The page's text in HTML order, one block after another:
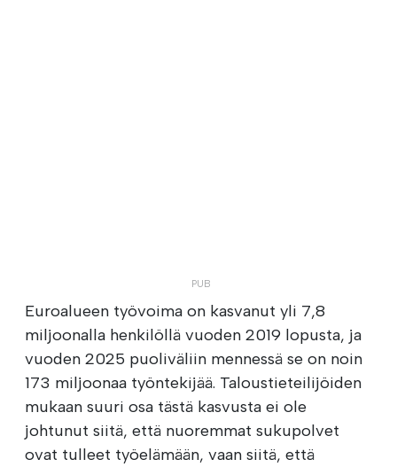
Euroalueen työvoima on kasvanut yli 7,8
miljoonalla henkilöllä vuoden 2019 lopusta, ja
vuoden 2025 puoliväliin mennessä se on noin
173 miljoonaa työntekijää. Taloustieteilijöiden
mukaan suuri osa tästä kasvusta ei ole
johtunut siitä, että nuoremmat sukupolvet
ovat tulleet työelämään, vaan siitä, että